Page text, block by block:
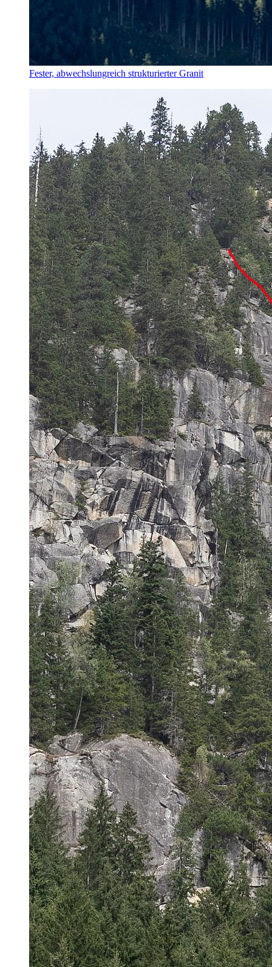
Fester, abwechslungreich strukturierter Granit